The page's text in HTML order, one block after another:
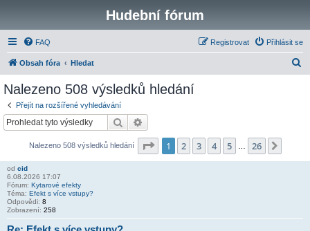
Hudební fórum
FAQ Přihlásit se
Registrovat
Obsah fóra Hledat
Nalezeno 508 výsledků hledání
Přejít na rozšířené vyhledávání
Hledat
Nalezeno 508 výsledků hledání Stránka z 26
1 2 3 4 5 26
od cid
6.08.2026 17:07
Fórum: Kytarové efekty
Téma: Efekt s více vstupy?
Odpovědi: 8
Zobrazení: 258